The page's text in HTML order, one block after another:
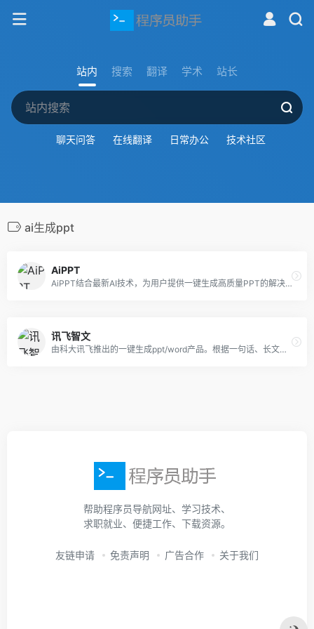
站内 搜索 翻译 学术 站长
聊天问答 在线翻译 日常办公 技术社区
ai生成ppt
AiPPT
AiPPT结合最新AI技术，为用户提供一键生成高质量PPT的解决方案。无论是职场展示、教育课件还是销售报告，AiPPT均能快速生成符合需求的专业PPT，简化设计流程，提升工作效率。
讯飞智文
由科大讯飞推出的一键生成ppt/word产品。根据一句话、长文本、音视频等指令智能生成文档，同时支持在线编辑、美化、排版、导出、一键动效、自动生成演讲稿等功能，让AI全流程服务到底。
帮助程序员导航网址、学习技术、
求职就业、便捷工作、下载资源。
友链申请 免责声明 广告合作 关于我们